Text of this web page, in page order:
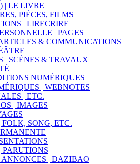
| LE LIVRE
PIÈCES, FILMS
| LIRECRIRE
| PAGES
& COMMUNICATIONS
| SCÈNES & TRAVAUX
NUMÉRIQUES
| WEBNOTES
| ETC.
| IMAGES
SONG, ETC.
| DAZIBAO